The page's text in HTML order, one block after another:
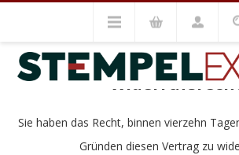
Sie haben das Recht, binnen vierzehn
Gründen diesen Vertrag zu